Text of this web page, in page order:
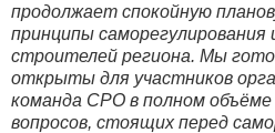
продолжает спокойную
принципы
строителей региона. Мы
открыты для участников
команда СРО в полном
вопросов, стоящих перед